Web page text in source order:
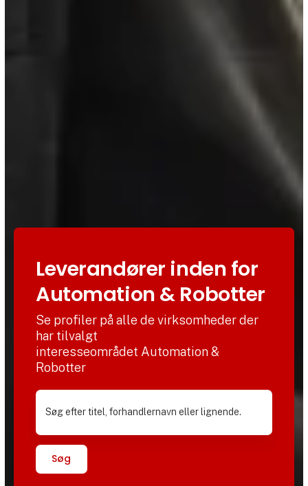
Leverandører inden for
Automation & Robotter
Se profiler på alle de virksomheder der
har tilvalgt
interesseområdet Automation &
Robotter
Søg efter titel, forhandlernavn eller lignende.
Søg